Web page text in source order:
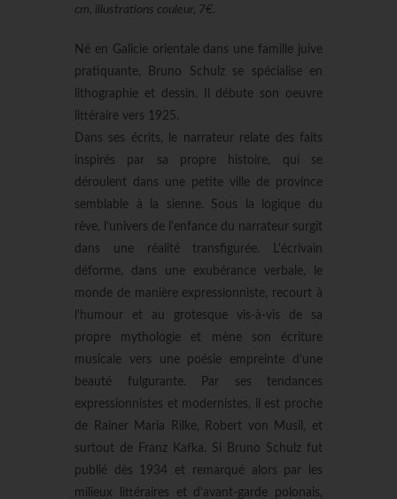
cm, illustrations couleur, 7€.
Né en Galicie orientale dans une famille juive
pratiquante, Bruno Schulz se spécialise en
lithographie et dessin. Il débute son oeuvre
littéraire vers 1925.
Dans ses écrits, le narrateur relate des faits
inspirés par sa propre histoire, qui se
déroulent dans une petite ville de province
semblable à la sienne. Sous la logique du
rêve, l'univers de l'enfance du narrateur surgit
dans une réalité transfigurée. L'écrivain
déforme, dans une exubérance verbale, le
monde de manière expressionniste, recourt à
l'humour et au grotesque vis-à-vis de sa
propre mythologie et mène son écriture
musicale vers une poésie empreinte d'une
beauté fulgurante. Par ses tendances
expressionnistes et modernistes, il est proche
de Rainer Maria Rilke, Robert von Musil, et
surtout de Franz Kafka. Si Bruno Schulz fut
publié dès 1934 et remarqué alors par les
milieux littéraires et d'avant-garde polonais,